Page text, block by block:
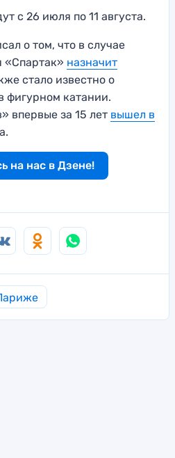
с 26 июля по 11 августа.
о том, что в случае
«Спартак» назначит
стало известно о
фигурном катании.
впервые за 15 лет вышел в
на нас в Дзене!